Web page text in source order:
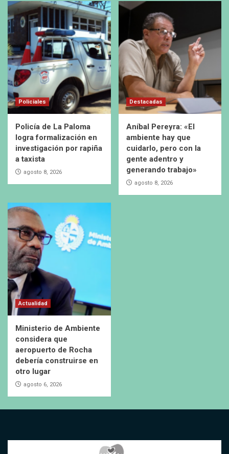
Policiales
Policía de La Paloma
logra formalización en
investigación por rapiña
a taxista
agosto 8, 2026
Destacadas
Aníbal Pereyra: «El
ambiente hay que
cuidarlo, pero con la
gente adentro y
generando trabajo»
agosto 8, 2026
Actualidad
Ministerio de Ambiente
considera que
aeropuerto de Rocha
debería construirse en
otro lugar
agosto 6, 2026